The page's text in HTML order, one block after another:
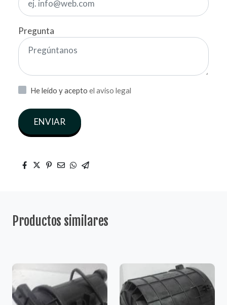
Pregunta
He leído y acepto el aviso legal
ENVIAR
Productos similares